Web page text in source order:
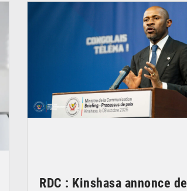
RDC : Kinshasa annonce